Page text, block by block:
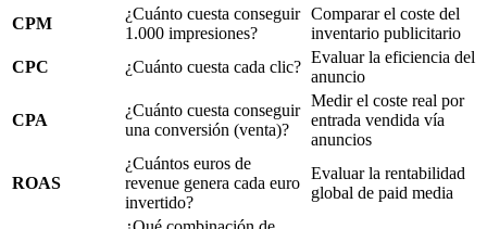
CPM
¿Cuánto cuesta conseguir
1.000 impresiones?
Comparar el coste del
inventario publicitario
CPC
¿Cuánto cuesta cada clic?
Evaluar la eficiencia del
anuncio
CPA
¿Cuánto cuesta conseguir
una conversión (venta)?
Medir el coste real por
entrada vendida vía
anuncios
ROAS
¿Cuántos euros de
revenue genera cada euro
invertido?
Evaluar la rentabilidad
global de paid media